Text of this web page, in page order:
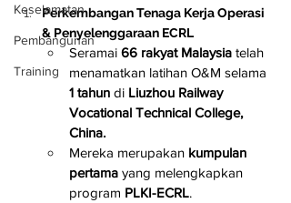
Keselamatan
Pembangunan
Training
Perkembangan Tenaga Kerja Operasi
& Penyelenggaraan ECRL
Seramai 66 rakyat Malaysia telah
menamatkan latihan O&M selama
1 tahun di Liuzhou Railway
Vocational Technical College,
China.
Mereka merupakan kumpulan
pertama yang melengkapkan
program PLKI-ECRL.